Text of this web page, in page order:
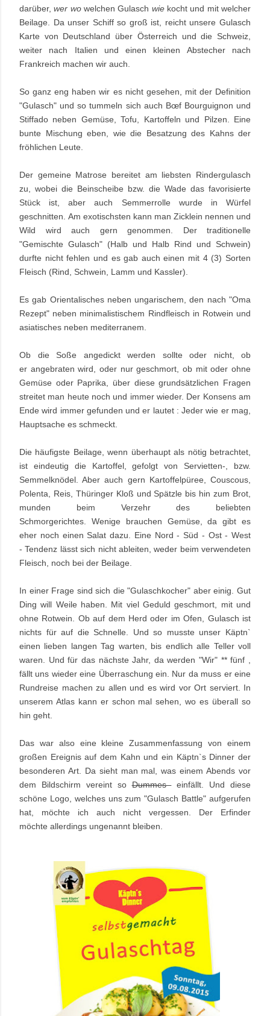
darüber,wer wowelchen Gulasch wie kocht und mit welcher
Beilage. Da unser Schiff so groß ist, reicht unsere Gulasch
Karte von Deutschland über Österreich und die Schweiz,
weiter nach Italien und einen kleinen Abstecher nach
Frankreich machen wir auch.
So ganz eng haben wir es nicht gesehen, mit der Definition
"Gulasch" und so tummeln sich auch Bœf Bourguignon und
Stiffado neben Gemüse, Tofu, Kartoffeln und Pilzen. Eine
bunte Mischung eben, wie die Besatzung des Kahns der
fröhlichen Leute.
Der gemeine Matrose bereitet am liebsten Rindergulasch
zu, wobei die Beinscheibe bzw. die Wade das favorisierte
Stück ist, aber auch Semmerrolle wurde in Würfel
geschnitten. Am exotischsten kann man Zicklein nennen und
Wild wird auch gern genommen. Der traditionelle
"Gemischte Gulasch" (Halb und Halb Rind und Schwein)
durfte nicht fehlen und es gab auch einen mit 4 (3) Sorten
Fleisch (Rind, Schwein, Lamm und Kassler).
Es gab Orientalisches neben ungarischem, den nach "Oma
Rezept" neben minimalistischem Rindfleisch in Rotwein und
asiatisches neben mediterranem.
Ob die Soße angedickt werden sollte oder nicht, ob
er angebraten wird, oder nur geschmort, ob mit oder ohne
Gemüse oder Paprika, über diese grundsätzlichen Fragen
streitet man heute noch und immer wieder. Der Konsens am
Ende wird immer gefunden und er lautet : Jeder wie er mag,
Hauptsache es schmeckt.
Die häufigste Beilage, wenn überhaupt als nötig betrachtet,
ist eindeutig die Kartoffel, gefolgt von Servietten-, bzw.
Semmelknödel. Aber auch gern Kartoffelpüree, Couscous,
Polenta, Reis, Thüringer Kloß und Spätzle bis hin zum Brot,
munden beim Verzehr des beliebten
Schmorgerichtes. Wenige brauchen Gemüse, da gibt es
eher noch einen Salat dazu. Eine Nord - Süd - Ost - West
-Tendenz lässt sich nicht ableiten, weder beim verwendeten
Fleisch, noch bei der Beilage.
In einer Frage sind sich die "Gulaschkocher" aber einig. Gut
Ding will Weile haben. Mit viel Geduld geschmort, mit und
ohne Rotwein. Ob auf dem Herd oder im Ofen, Gulasch ist
nichts für auf die Schnelle. Und so musste unser Käptn`
einen lieben langen Tag warten, bis endlich alle Teller voll
waren. Und für das nächste Jahr, da werden "Wir" ** fünf ,
fällt uns wieder eine Überraschung ein. Nur da muss er eine
Rundreise machen zu allen und es wird vor Ort serviert. In
unserem Atlas kann er schon mal sehen, wo es überall so
hin geht.
Das war also eine kleine Zusammenfassung von einem
großen Ereignis auf dem Kahn und ein Käptn`s Dinner der
besonderen Art. Da sieht man mal, was einem Abends vor
dem Bildschirm vereint soDummeseinfällt. Und diese
schöne Logo, welches uns zum "Gulasch Battle" aufgerufen
hat, möchte ich auch nicht vergessen. Der Erfinder
möchte allerdings ungenannt bleiben.